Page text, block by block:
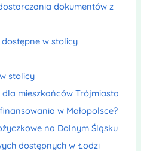
dokumentów z
w stolicy
stolicy
mieszkańców Trójmiasta
w Małopolsce?
na Dolnym Śląsku
dostępnych w Łodzi